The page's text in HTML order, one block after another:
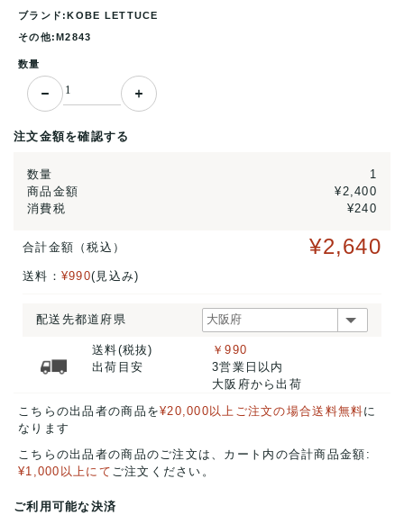
ブランド:KOBE LETTUCE
その他:M2843
数量
注文金額を確認する
数量
1
商品金額
¥2,400
消費税
¥240
合計金額（税込） ¥2,640
送料： ¥990(見込み)
配送先都道府県
送料(税抜)
出荷目安
￥990
3営業日以内
大阪府から出荷
こちらの出品者の商品を¥20,000以上ご注文の場合送料無料に
なります
こちらの出品者の商品のご注文は、カート内の合計商品金額:
¥1,000以上にて ご注文ください。
ご利用可能な決済